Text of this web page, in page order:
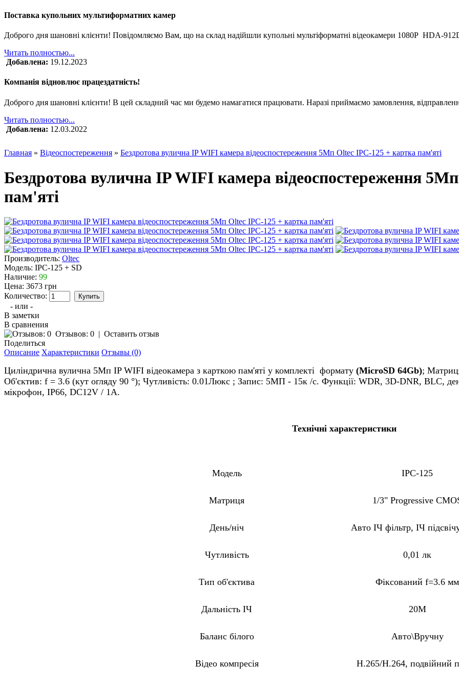
Поставка купольних мультиформатних камер
Доброго дня шановні клієнти! Повідомляємо Вам, що на склад надійшли купольні мультіформатні відеокамери 1080P HDA-
Читать полностью...
Добавлена: 19.12.2023
Компанія відновлює працездатність!
Доброго дня шановні клієнти! В цей складний час ми будемо намагатися працювати. Наразі приймаємо замовлення,
Читать полностью...
Добавлена: 12.03.2022
Главная » Відеоспостереження » Бездротова вулична IP WIFI камера відеоспостереження 5Мп Oltec IPC-125 + картка пам'яті
Бездротова вулична IP WIFI камера відеоспостереження
пам'яті
Производитель: Oltec
Модель: IPC-125 + SD
Наличие: 99
Цена: 3673 грн
Количество:
- или -
В заметки
В сравнения
Отзывов: 0
Оставить отзыв
Поделиться
Описание Характеристики Отзывы (0)
Циліндрична вулична 5Mп IP WIFI відеокамера з карткою пам'яті у комплекті формату (MicroSD 64Gb);
Об'єктив: f = 3.6 (кут огляду 90 °); Чутливість: 0.01Люкс ; Запис: 5MП - 15к /c. Функції: WDR, 3D-DNR, BLC,
мікрофон, IP66, DC12V / 1A.
Технічні характеристики
Модель IPC-125
Матриця 1/3" Progressive
День/ніч Авто ІЧ фільтр, ІЧ
Чутливість 0,01 лк
Тип об'єктива Фіксований f=3.6 мм
Дальність ІЧ 20M
Баланс білого Авто\Вручну
Відео компресія H.265/H.264, подвійний